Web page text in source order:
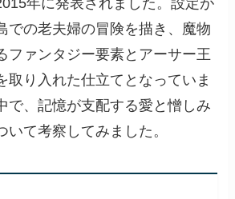
での老夫婦の冒険を描き、魔物
ファンタジー要素とアーサー王
取り入れた仕立てとなっていま
で、記憶が支配する愛と憎しみ
いて考察してみました。